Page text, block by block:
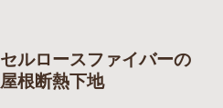
セルロースファイバーの
屋根断熱下地